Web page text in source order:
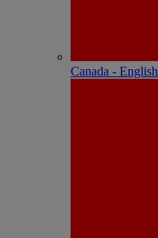
Canada - English